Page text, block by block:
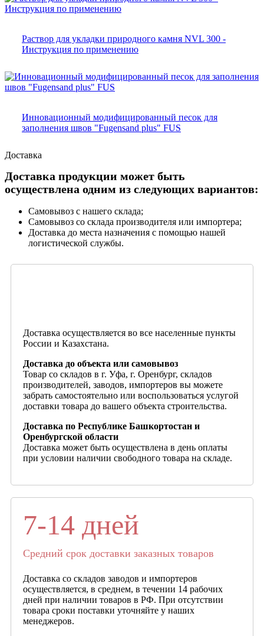
Раствор для укладки природного камня NVL 300 -
Инструкция по применению
Инновационный модифицированный песок для
заполнения швов "Fugensand plus" FUS
Доставка
Доставка продукции может быть
осуществлена одним из следующих вариантов:
Самовывоз с нашего склада;
Самовывоз со склада производителя или импортера;
Доставка до места назначения с помощью нашей
логистической службы.
Доставка осуществляется во все населенные пункты
России и Казахстана.
Доставка до объекта или самовывоз
Товар со складов в г. Уфа, г. Оренбург, складов
производителей, заводов, импортеров вы можете
забрать самостоятельно или воспользоваться услугой
доставки товара до вашего объекта строительства.
Доставка по Республике Башкортостан и
Оренбургской области
Доставка может быть осуществлена в день оплаты
при условии наличии свободного товара на складе.
7-14 дней
Средний срок доставки заказных товаров
Доставка со складов заводов и импортеров
осуществляется, в среднем, в течении 14 рабочих
дней при наличии товаров в РФ. При отсутствии
товара сроки поставки уточняйте у наших
менеджеров.